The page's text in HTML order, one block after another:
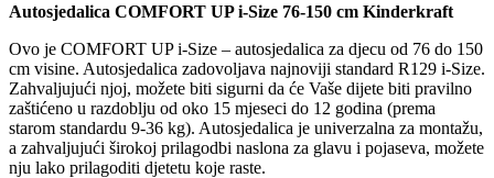
Autosjedalica COMFORT UP i-Size 76-150 cm Kinderkraft
Ovo je COMFORT UP i-Size – autosjedalica za djecu od 76 do 150
cm visine. Autosjedalica zadovoljava najnoviji standard R129 i-Size.
Zahvaljujući njoj, možete biti sigurni da će Vaše dijete biti pravilno
zaštićeno u razdoblju od oko 15 mjeseci do 12 godina (prema
starom standardu 9-36 kg). Autosjedalica je univerzalna za montažu,
a zahvaljujući širokoj prilagodbi naslona za glavu i pojaseva, možete
nju lako prilagoditi djetetu koje raste.